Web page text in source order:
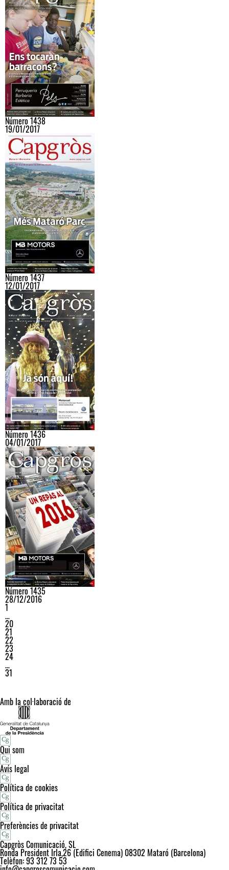
Número 1438
19/01/2017
Número 1437
12/01/2017
Número 1436
04/01/2017
Número 1435
28/12/2016
1
…
20
21
22
23
24
…
31
Amb la col·laboració de
Qui som
Avís legal
Política de cookies
Política de privacitat
Preferències de privacitat
Capgròs Comunicació, SL
Ronda President Irla,26 (Edifici Cenema) 08302 Mataró (Barcelona)
Telèfon: 93 312 73 53